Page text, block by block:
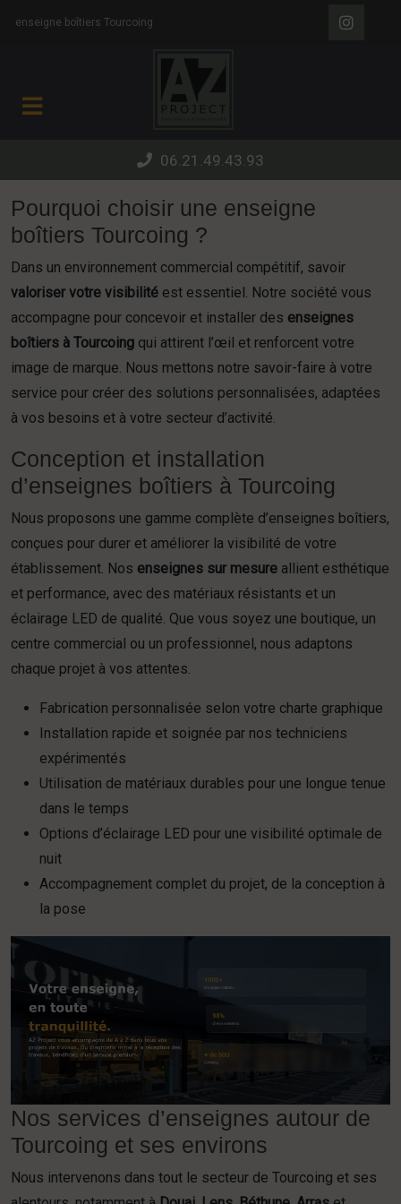
enseigne boîtiers Tourcoing
06.21.49.43.93
Pourquoi choisir une enseigne
boîtiers Tourcoing ?
Dans un environnement commercial compétitif, savoir
valoriser votre visibilité est essentiel. Notre société vous
accompagne pour concevoir et installer des enseignes
boîtiers à Tourcoing qui attirent l’œil et renforcent votre
image de marque. Nous mettons notre savoir-faire à votre
service pour créer des solutions personnalisées, adaptées
à vos besoins et à votre secteur d’activité.
Conception et installation
d’enseignes boîtiers à Tourcoing
Nous proposons une gamme complète d’enseignes boîtiers,
conçues pour durer et améliorer la visibilité de votre
établissement. Nos enseignes sur mesure allient esthétique
et performance, avec des matériaux résistants et un
éclairage LED de qualité. Que vous soyez une boutique, un
centre commercial ou un professionnel, nous adaptons
chaque projet à vos attentes.
Fabrication personnalisée selon votre charte graphique
Installation rapide et soignée par nos techniciens
expérimentés
Utilisation de matériaux durables pour une longue tenue
dans le temps
Options d’éclairage LED pour une visibilité optimale de
nuit
Accompagnement complet du projet, de la conception à
la pose
Nos services d’enseignes autour de
Tourcoing et ses environs
Nous intervenons dans tout le secteur de Tourcoing et ses